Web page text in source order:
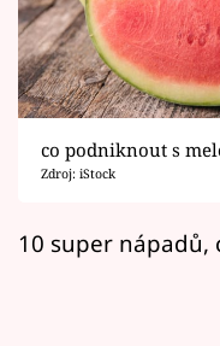
Horoskopy
Sledujte prima+
Filmový
co podniknout s
Zdroj: iStock
10 super nápadů,